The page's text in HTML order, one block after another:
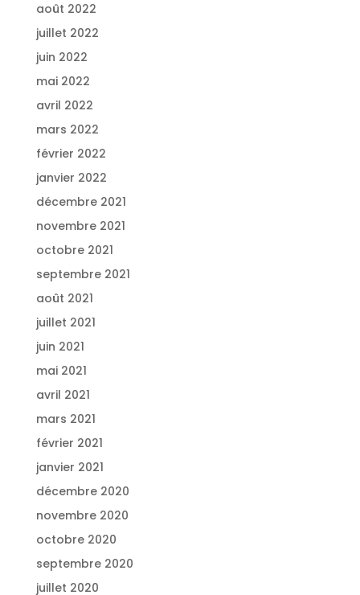
août 2022
juillet 2022
juin 2022
mai 2022
avril 2022
mars 2022
février 2022
janvier 2022
décembre 2021
novembre 2021
octobre 2021
septembre 2021
août 2021
juillet 2021
juin 2021
mai 2021
avril 2021
mars 2021
février 2021
janvier 2021
décembre 2020
novembre 2020
octobre 2020
septembre 2020
juillet 2020